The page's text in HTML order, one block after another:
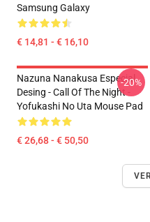
Samsung Galaxy
€ 14,81 - € 16,10
Nazuna Nanakusa Especial
Desing - Call Of The Night -
Yofukashi No Uta Mouse Pad
€ 26,68 - € 50,50
-20%